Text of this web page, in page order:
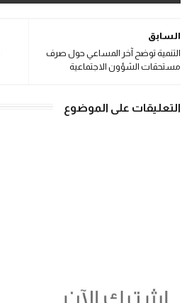
السابق
التنمية توضح آخر المساعي حول صرف
مستحقات الشؤون الاجتماعية
التعليقات على الموضوع